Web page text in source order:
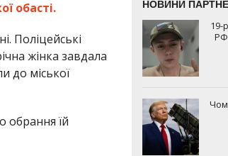
обасті.
Поліцейські
жінка завдала
до міської
обрання їй